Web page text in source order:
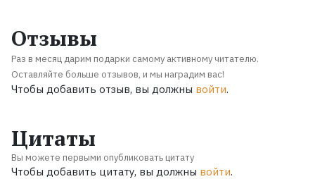
Отзывы
Раз в месяц дарим подарки самому активному читателю.
Оставляйте больше отзывов, и мы наградим вас!
Чтобы добавить отзыв, вы должны войти.
Цитаты
Вы можете первыми опубликовать цитату
Чтобы добавить цитату, вы должны войти.